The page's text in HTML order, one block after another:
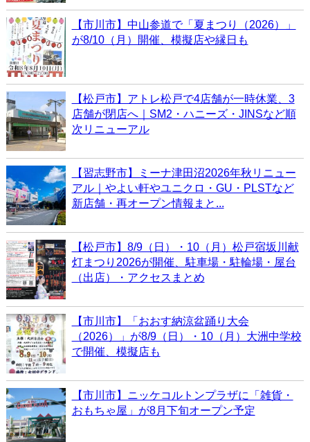
【市川市】中山参道で「夏まつり（2026）」
が8/10（月）開催、模擬店や縁日も
【松戸市】アトレ松戸で4店舗が一時休業、3
店舗が閉店へ｜SM2・ハニーズ・JINSなど順
次リニューアル
【習志野市】ミーナ津田沼2026年秋リニュー
アル｜やよい軒やユニクロ・GU・PLSTなど
新店舗・再オープン情報まと...
【松戸市】8/9（日）・10（月）松戸宿坂川献
灯まつり2026が開催、駐車場・駐輪場・屋台
（出店）・アクセスまとめ
【市川市】「おおす納涼盆踊り大会
（2026）」が8/9（日）・10（月）大洲中学校
で開催、模擬店も
【市川市】ニッケコルトンプラザに「雑貨・
おもちゃ屋」が8月下旬オープン予定